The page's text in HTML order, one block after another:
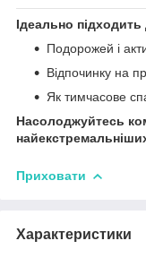
Ідеально підходить
Подорожей і
Відпочинку на
Як тимчасове
Насолоджуйтесь
Приховати
Характеристики